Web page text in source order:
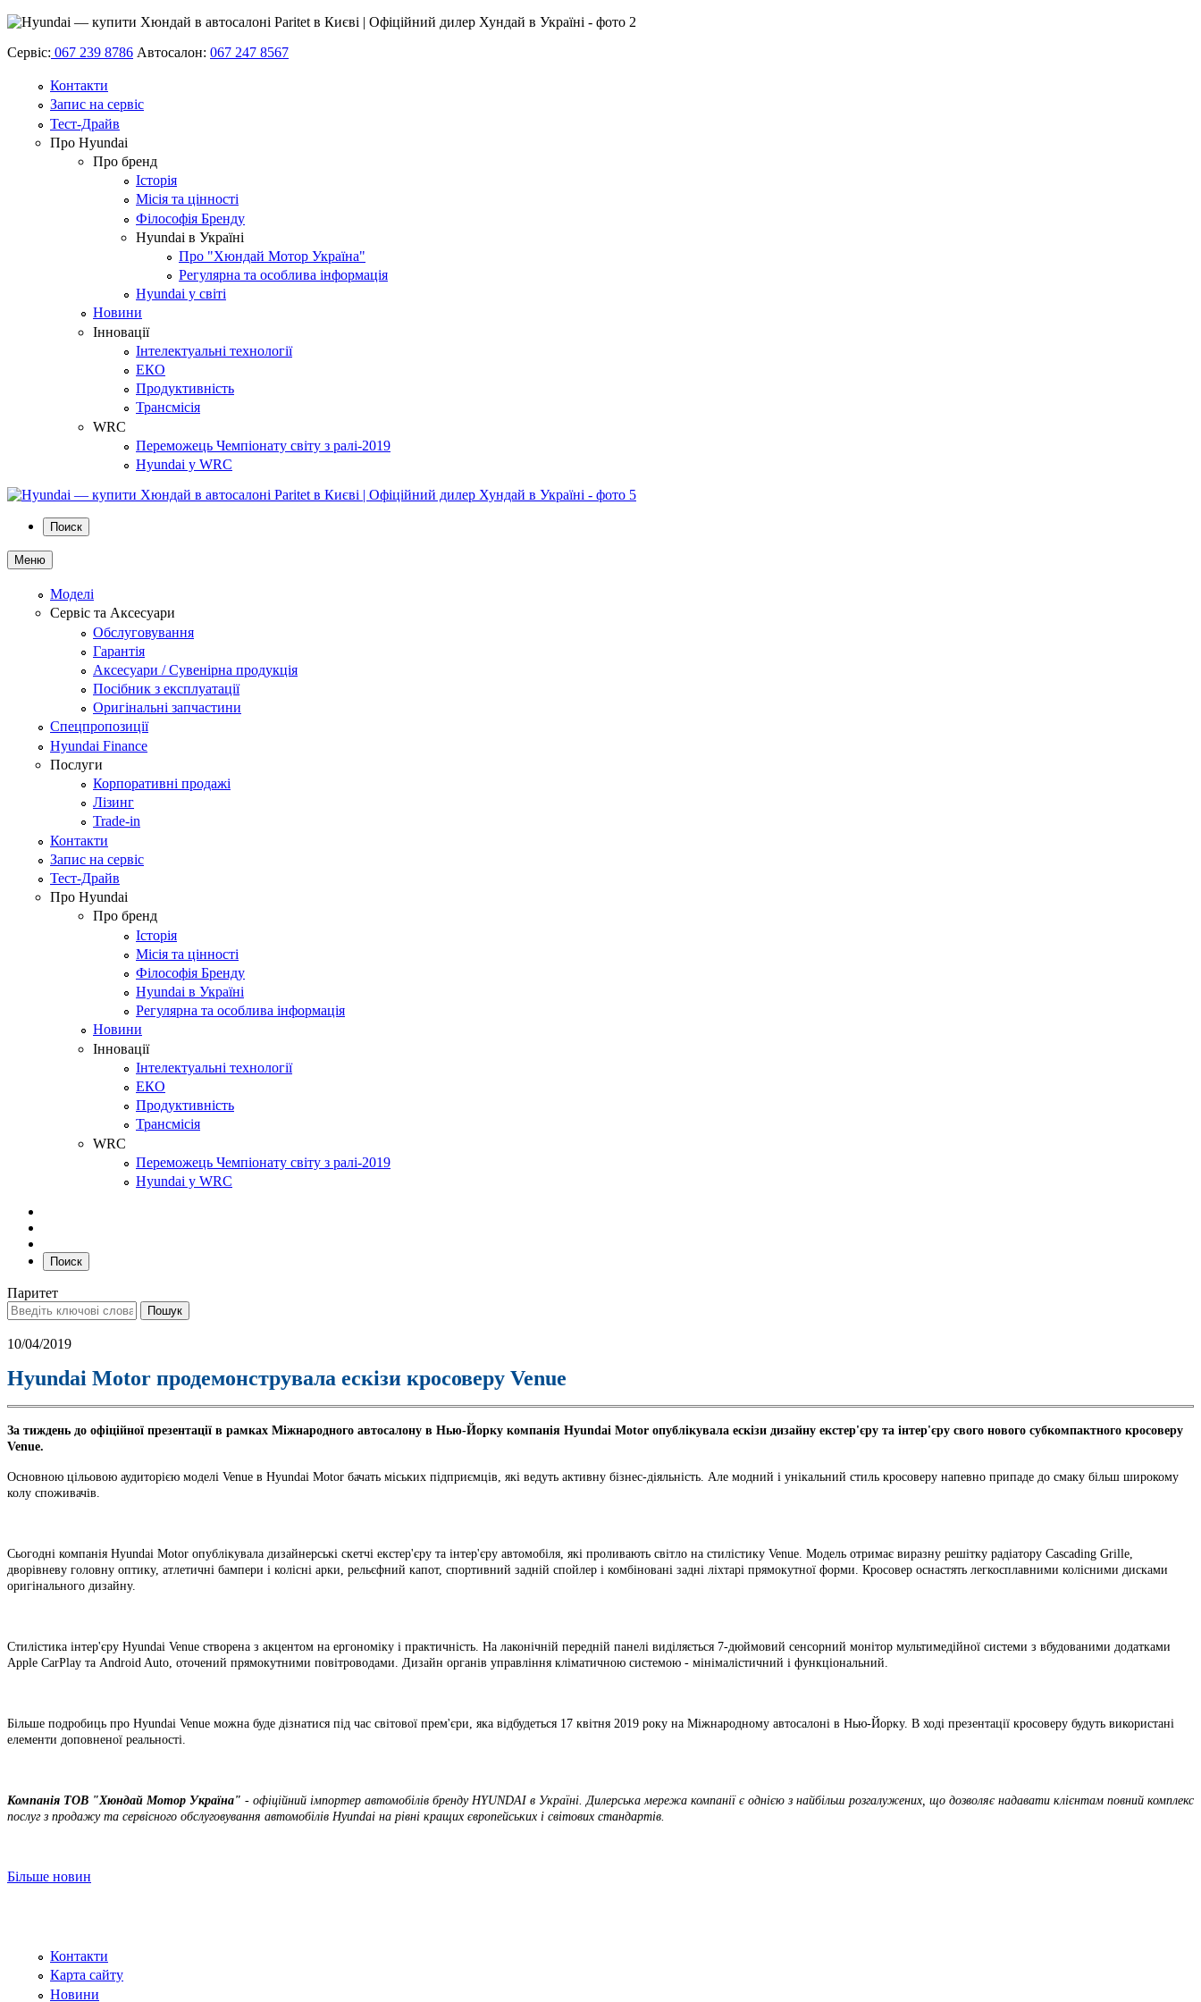
Сервіс: 067 239 8786 Автосалон: 067 247 8567
Контакти
Запис на сервіс
Тест-Драйв
Про Hyundai
Про бренд
Історія
Місія та цінності
Філософія Бренду
Hyundai в Україні
Про "Хюндай Мотор Україна"
Регулярна та особлива інформація
Hyundai у світі
Новини
Інновації
Інтелектуальні технології
ЕКО
Продуктивність
Трансмісія
WRC
Переможець Чемпіонату світу з ралі-2019
Hyundai у WRC
Поиск
Меню
Моделі
Сервіс та Аксесуари
Обслуговування
Гарантія
Аксесуари / Сувенірна продукція
Посібник з експлуатації
Оригінальні запчастини
Спецпропозиції
Hyundai Finance
Послуги
Корпоративні продажі
Лізинг
Trade-in
Контакти
Запис на сервіс
Тест-Драйв
Про Hyundai
Про бренд
Історія
Місія та цінності
Філософія Бренду
Hyundai в Україні
Регулярна та особлива інформація
Новини
Інновації
Інтелектуальні технології
ЕКО
Продуктивність
Трансмісія
WRC
Переможець Чемпіонату світу з ралі-2019
Hyundai у WRC
Поиск
Паритет
10/04/2019
Hyundai Motor продемонструвала ескізи кросоверу Venue
За тиждень до офіційної презентації в рамках Міжнародного автосалону в Нью-Йорку компанія Hyundai Motor опублікувала ескізи дизайну екстер'єру та інтер'єру свого нового субкомпактного кросоверу
Venue.
Основною цільовою аудиторією моделі Venue в Hyundai Motor бачать міських підприємців, які ведуть активну бізнес-діяльність. Але модний і унікальний стиль кросоверу напевно припаде до смаку більш широкому
колу споживачів.
Сьогодні компанія Hyundai Motor опублікувала дизайнерські скетчі екстер'єру та інтер'єру автомобіля, які проливають світло на стилістику Venue. Модель отримає виразну решітку радіатору Cascading Grille,
дворівневу головну оптику, атлетичні бампери і колісні арки, рельєфний капот, спортивний задній спойлер і комбіновані задні ліхтарі прямокутної форми. Кросовер оснастять легкосплавними колісними дисками
оригінального дизайну.
Стилістика інтер'єру Hyundai Venue створена з акцентом на ергономіку і практичність. На лаконічній передній панелі виділяється 7-дюймовий сенсорний монітор мультимедійної системи з вбудованими додатками
Apple CarPlay та Android Auto, оточений прямокутними повітроводами. Дизайн органів управління кліматичною системою - мінімалістичний і функціональний.
Більше подробиць про Hyundai Venue можна буде дізнатися під час світової прем'єри, яка відбудеться 17 квітня 2019 року на Міжнародному автосалоні в Нью-Йорку. В ході презентації кросоверу будуть використані
елементи доповненої реальності.
Компанія ТOВ "Хюндай Мотор Україна" - офіційний імпортер автомобілів бренду HYUNDAI в Україні. Дилерська мережа компанії є однією з найбільш розгалужених, що дозволяє надавати клієнтам повний комплекс
послуг з продажу та сервісного обслуговування автомобілів Hyundai на рівні кращих європейських і світових стандартів.
Більше новин
Контакти
Карта сайту
Новини